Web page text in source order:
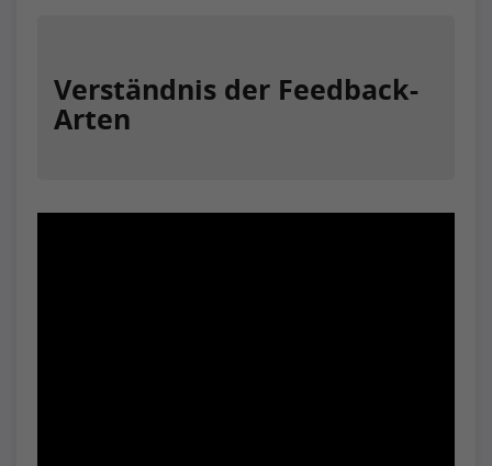
Verständnis der Feedback-
Arten